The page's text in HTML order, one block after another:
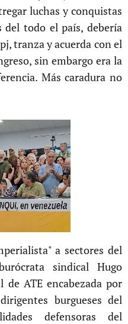
luchas y conquistas
del todo el país, debería
tranza y acuerda con el
sin embargo era la
Más caradura no
a sectores del
sindical Hugo
de ATE encabezada por
burgueses del
defensoras del